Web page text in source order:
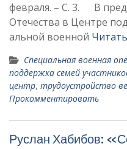
февраля. – С. 3. В
Отечества в Центре
альной военной
Специальная военная
поддержка семей
центр, тру­доустройство
Прокомментировать
Руслан Хабибов: